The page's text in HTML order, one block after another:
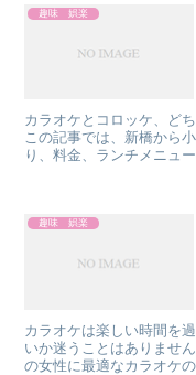
趣味 娯楽
カラオケとコロッケ、ど
この記事では、新橋から
り、料金、ランチメニュ
趣味 娯楽
カラオケは楽しい時間を
いか迷うことはありませ
の女性に最適なカラオケ